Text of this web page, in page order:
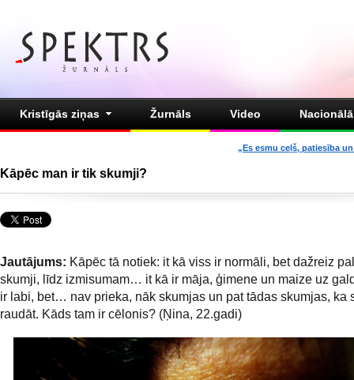
Kristīgās ziņas Žurnāls Video
„Es esmu ceļš, patiesība
Kāpēc man ir tik skumji?
Jautājums: Kāpēc tā notiek: it kā viss ir normāli, bet dažreiz
skumji, līdz izmisumam… it kā ir māja, ģimene un maize uz
ir labi, bet… nav prieka, nāk skumjas un pat tādas skumjas, ka
raudāt. Kāds tam ir cēlonis? (Ņina, 22.gadi)